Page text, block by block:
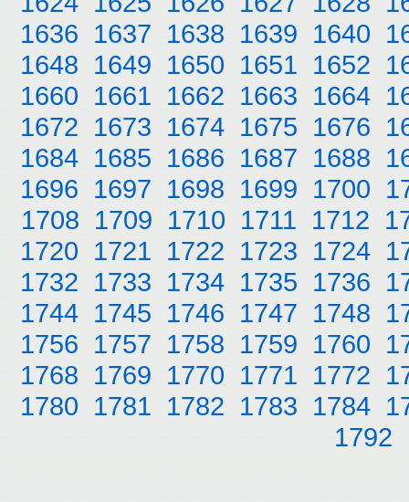
1636 1637 1638 1639 1640
1648 1649 1650 1651 1652
1660 1661 1662 1663 1664
1672 1673 1674 1675 1676
1684 1685 1686 1687 1688
1696 1697 1698 1699 1700
1708 1709 1710 1711 1712
1720 1721 1722 1723 1724
1732 1733 1734 1735 1736
1744 1745 1746 1747 1748
1756 1757 1758 1759 1760
1768 1769 1770 1771 1772
1780 1781 1782 1783 1784
1792